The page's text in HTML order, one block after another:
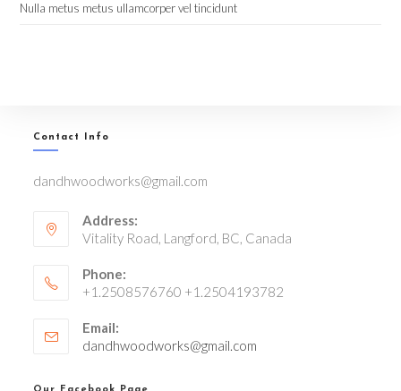
Nulla metus metus ullamcorper vel tincidunt
Contact Info
dandhwoodworks@gmail.com
Address:
Vitality Road, Langford, BC, Canada
Phone:
+1.2508576760 +1.2504193782
Email:
dandhwoodworks@gmail.com